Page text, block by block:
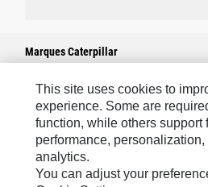
Marques Caterpillar
Caterpillar.com
Contacter Caterpillar
Mes Préférences Marketing
This site uses cookies to
experience. Some are
function, while others support
performance, personalization,
analytics.
You can adjust your